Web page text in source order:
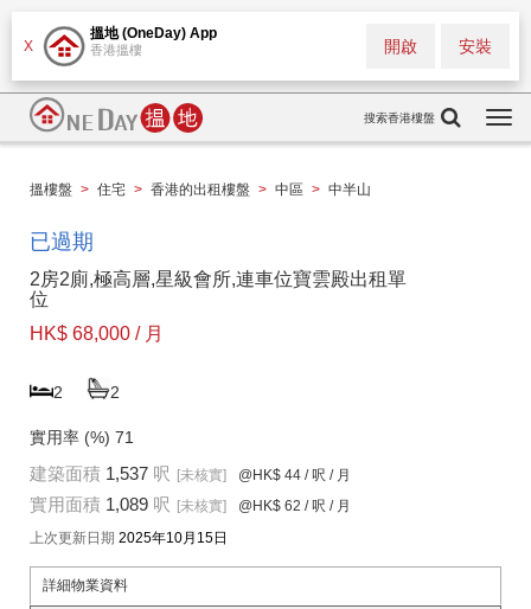
X
搵地 (OneDay) App
香港搵樓 安裝
開啟
搜索香港樓盤
搵樓盤 > 住宅 > 香港的出租樓盤 > 中區 > 中半山
已過期
2房2廁,極高層,星級會所,連車位寶雲殿出租單
位
HK$ 68,000 / 月
2 2
實用率 (%) 71
建築面積 1,537 呎 [未核實] @HK$ 44 / 呎 / 月
實用面積 1,089 呎 [未核實] @HK$ 62 / 呎 / 月
上次更新日期 2025年10月15日
詳細物業資料